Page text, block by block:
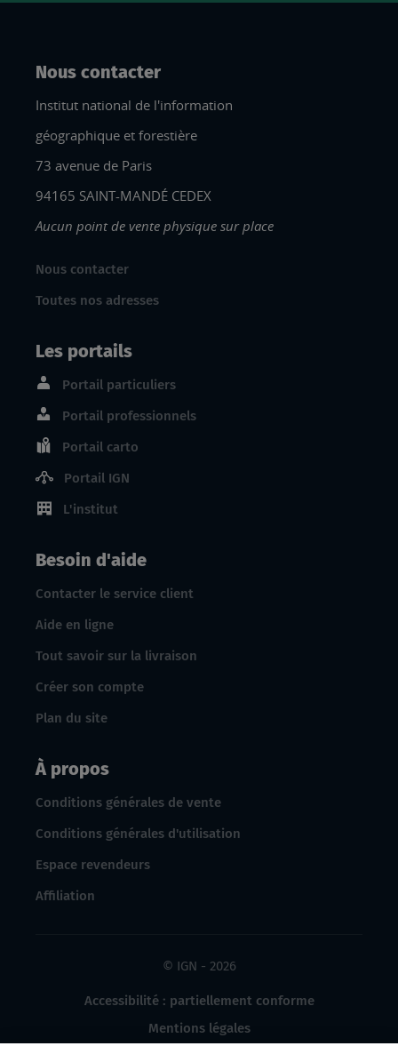
Nous contacter
Institut national de l'information
géographique et forestière
73 avenue de Paris
94165 SAINT-MANDÉ CEDEX
Aucun point de vente physique sur place
Nous contacter
Toutes nos adresses
Les portails
Portail particuliers
Portail professionnels
Portail carto
Portail IGN
L'institut
Besoin d'aide
Contacter le service client
Aide en ligne
Tout savoir sur la livraison
Créer son compte
Plan du site
À propos
Conditions générales de vente
Conditions générales d'utilisation
Espace revendeurs
Affiliation
© IGN - 2026
Accessibilité : partiellement conforme
Mentions légales